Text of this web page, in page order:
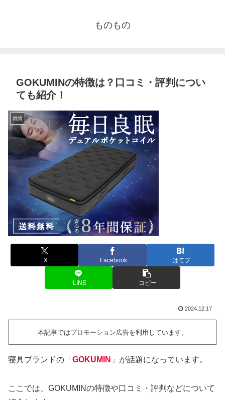
ものもの
GOKUMINの特徴は？口コミ・評判につい
ても紹介！
雑貨
X Facebook はてブ
LINE コピー
2024.12.17
本記事ではプロモーション広告を利用しています。
寝具ブランドの「 GOKUMIN 」が話題になっています。
ここでは、GOKUMINの特徴や口コミ・評判などについて